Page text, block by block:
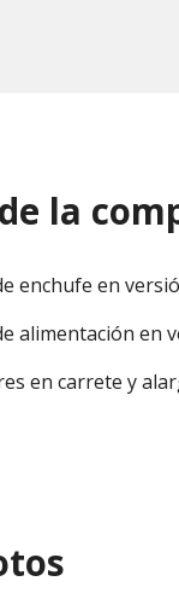
la
enchufe en
alimentación en
en carrete y